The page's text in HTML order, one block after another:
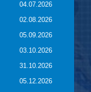
04.07.2026
02.08.2026
05.09.2026
03.10.2026
31.10.2026
05.12.2026